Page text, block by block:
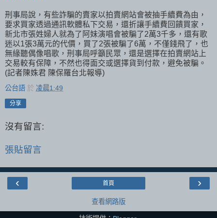
刑事局說，有些詐騙的賣家以拍賣網站會被抽手續費為由，
要求買家透過通訊軟體私下交易，還折讓手續費回饋買家，
新北市張姓婦人就為了阿妹演唱會被騙了2萬3千多，還有歌
迷以1張3萬元的代價，買了2張被騙了6萬，不僅錢飛了，也
無緣聽偶像唱歌，刑事局呼籲民眾，還是選擇在拍賣網站上
交易較有保障，不然也得面交或選擇貨到付款，避免被騙。
(記者陳姝君 陳保羅台北報導)
公台語 於 凌晨1:49
分享
沒有留言:
張貼留言
‹ ›
首頁
查看網路版